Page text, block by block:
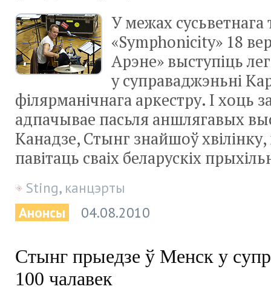
У межах сусьветнага
«Symphonicity» 18
Арэне» выступіць
у суправаджэньні
філярманічнага аркестру. І хоць
адпачывае пасьля аншлягавых
Канадзе, Стынг знайшоў хвілінку,
павітаць сваіх беларускіх
Sting, канцэрты
Анонсы
04.08.2010
Стынг прыедзе ў Менск у
100 чалавек